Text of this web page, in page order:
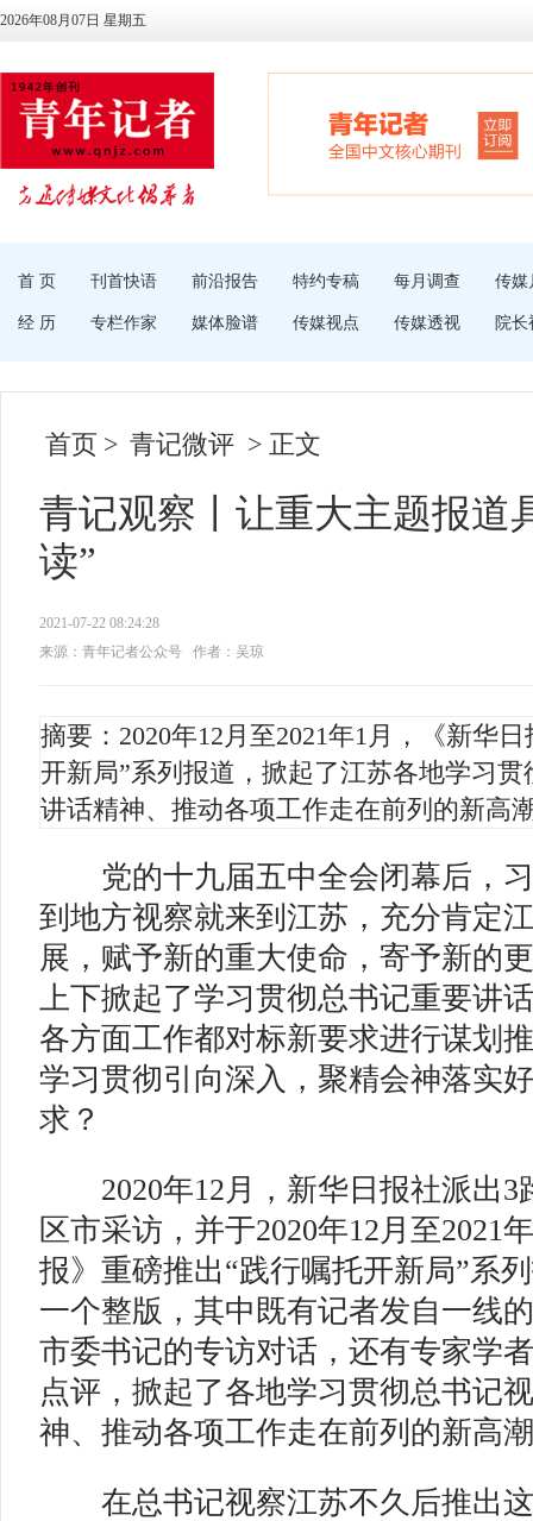
2026年08月07日 星期五
首 页 刊首快语 前沿报告 特约专稿 每月调查 传媒
经 历 专栏作家 媒体脸谱 传媒视点 传媒透视 院长
首页 > 青记微评 > 正文
青记观察丨让重大主题报道
读”
2021-07-22 08:24:28
来源：青年记者公众号
作者：吴琼
摘要：2020年12月至2021年1月，《新华
开新局”系列报道，掀起了江苏各地学习
讲话精神、推动各项工作走在前列的新高
党的十九届五中全会闭幕后，习
到地方视察就来到江苏，充分肯定
展，赋予新的重大使命，寄予新的
上下掀起了学习贯彻总书记重要讲
各方面工作都对标新要求进行谋划
学习贯彻引向深入，聚精会神落实
求？
2020年12月，新华日报社派出3
区市采访，并于2020年12月至2021
报》重磅推出“践行嘱托开新局”系
一个整版，其中既有记者发自一线
市委书记的专访对话，还有专家学
点评，掀起了各地学习贯彻总书记
神、推动各项工作走在前列的新高
在总书记视察江苏不久后推出这